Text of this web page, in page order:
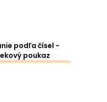
podľa čísel -
poukaz